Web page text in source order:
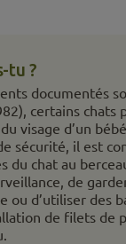
tu ?
documentés
certains chats
visage d’un
sécurité, il est
du chat au
de
ou d’utiliser des
de filets de